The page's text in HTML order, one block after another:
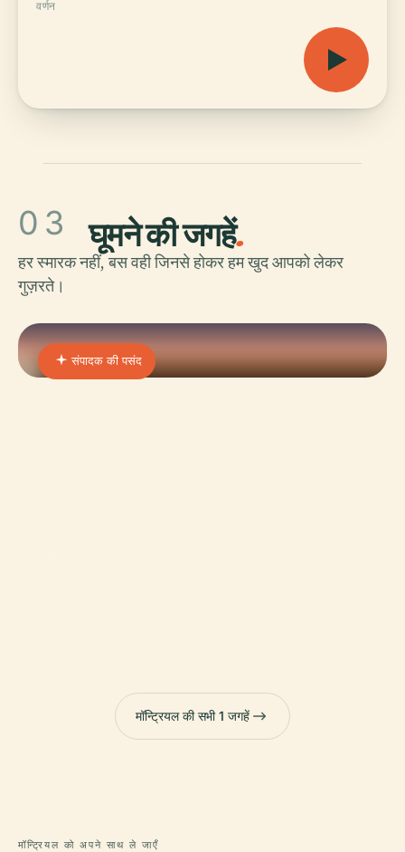
वर्णन
03 घूमने की जगहें.
हर स्मारक नहीं, बस वही जिनसे होकर हम खुद आपको लेकर
गुज़रते।
संपादक की पसंद
मॉन्ट्रियल की सभी 1 जगहें
मॉन्ट्रियल को अपने साथ ले जाएँ